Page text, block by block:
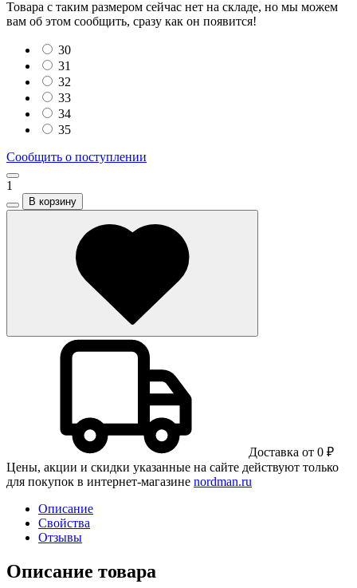
Товара с таким размером сейчас нет на складе, но мы можем
вам об этом сообщить, сразу как он появится!
30
31
32
33
34
35
Сообщить о поступлении
1
В корзину
Доставка от 0 ₽
Цены, акции и скидки указанные на сайте действуют только
для покупок в интернет-магазине nordman.ru
Описание
Свойства
Отзывы
Описание товара